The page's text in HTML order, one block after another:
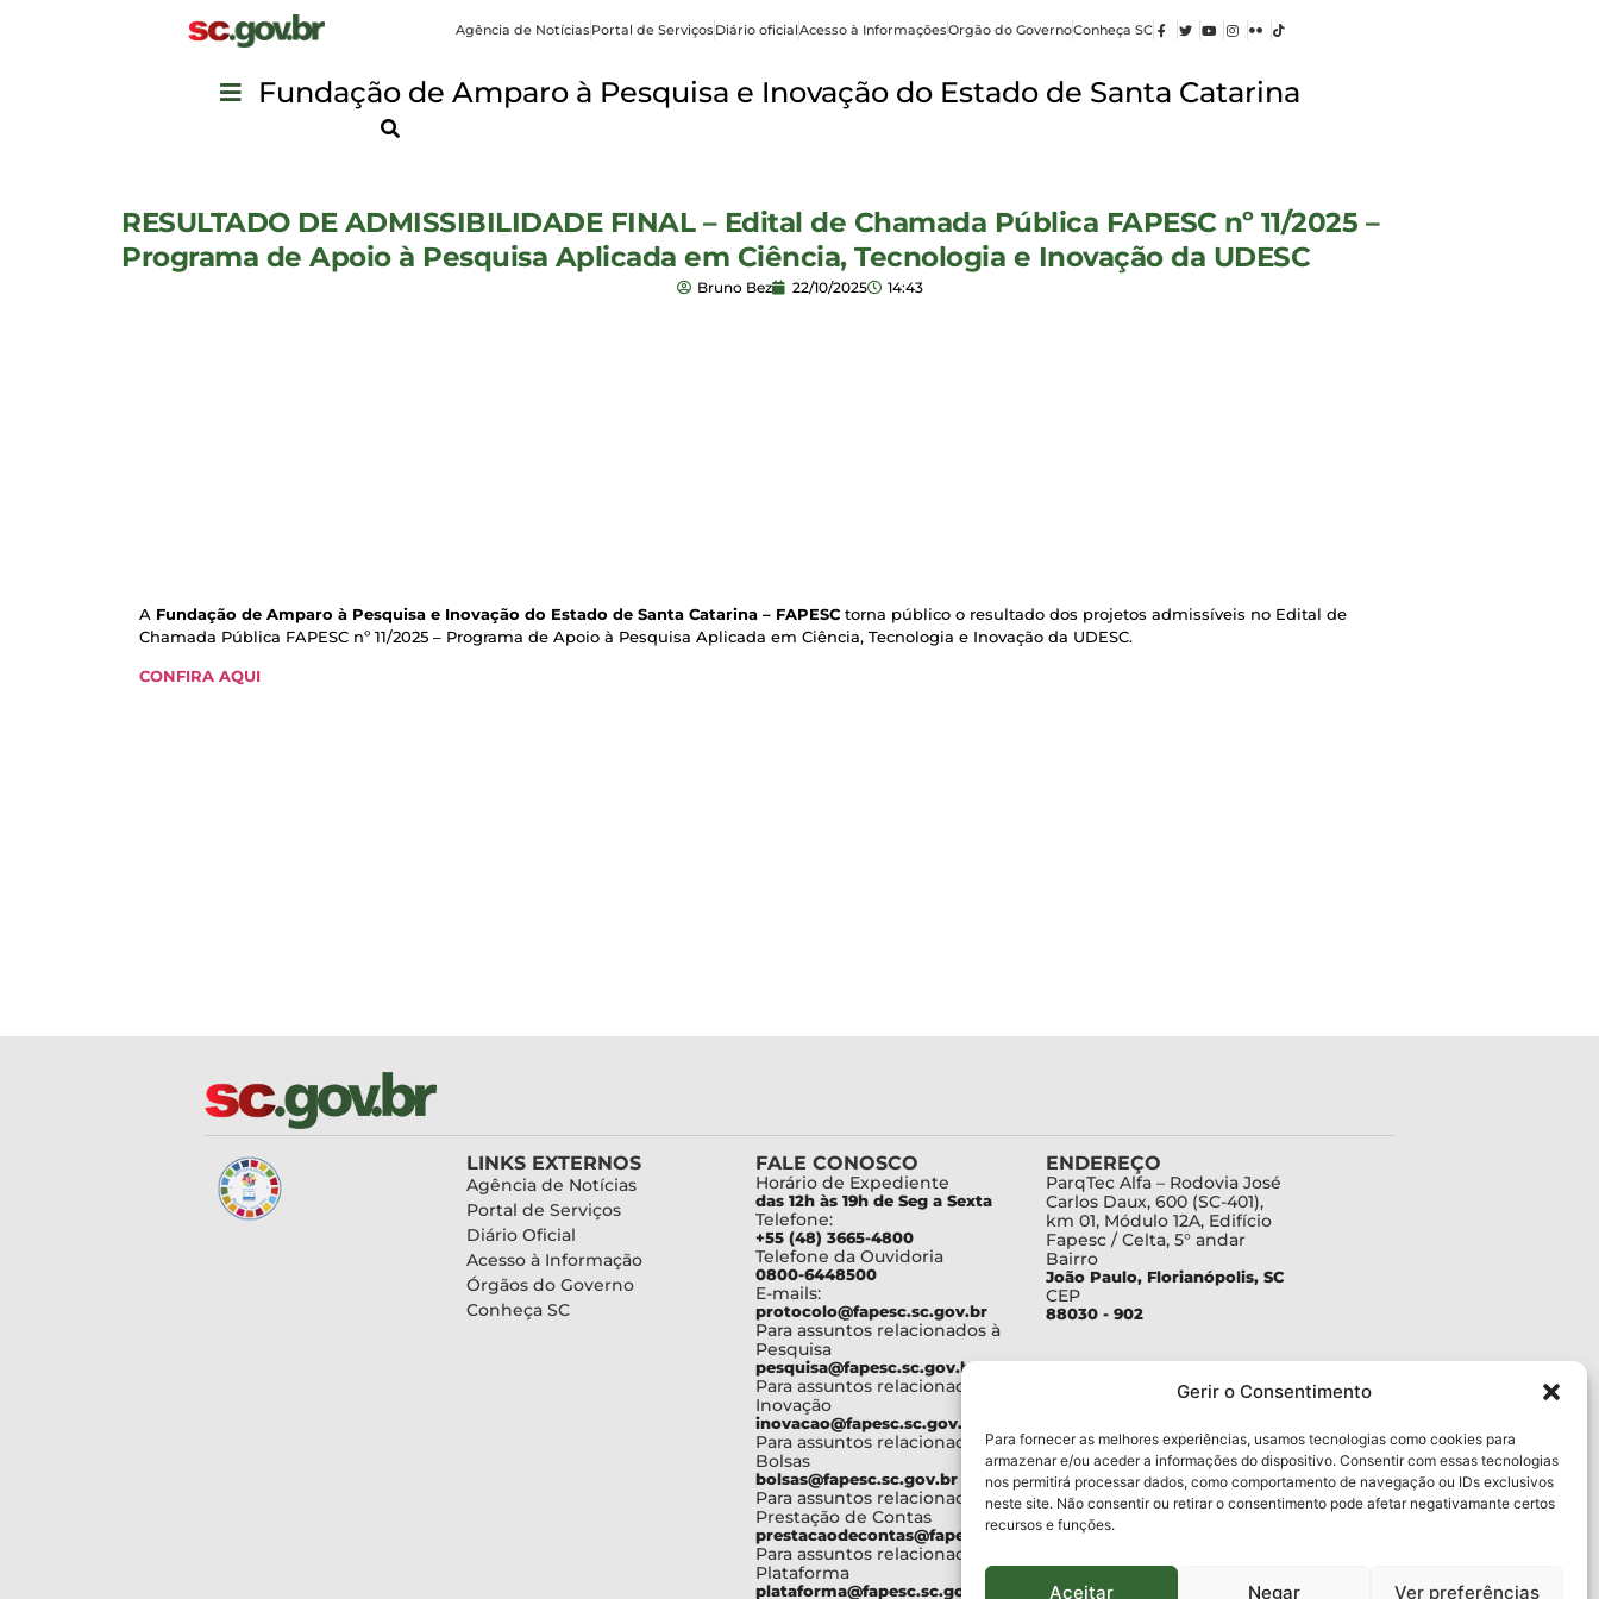
Gerir o Consentimento
Para fornecer as melhores experiências, usamos tecnologias como cookies para
armazenar e/ou aceder a informações do dispositivo. Consentir com essas tecnologias
nos permitirá processar dados, como comportamento de navegação ou IDs exclusivos
neste site. Não consentir ou retirar o consentimento pode afetar negativamante certos
recursos e funções.
Aceitar Negar Ver preferências
Agência de NotíciasPortal de ServiçosDiário oficialAcesso à InformaçõesOrgão do GovernoConheça SC
Fundação de Amparo à Pesquisa e Inovação do Estado de Santa Catarina
RESULTADO DE ADMISSIBILIDADE FINAL – Edital de Chamada Pública FAPESC nº 11/2025 –
Programa de Apoio à Pesquisa Aplicada em Ciência, Tecnologia e Inovação da UDESC
Bruno Bez 22/10/2025 14:43
A Fundação de Amparo à Pesquisa e Inovação do Estado de Santa Catarina – FAPESC torna público o resultado dos projetos admissíveis no Edital de
Chamada Pública FAPESC nº 11/2025 – Programa de Apoio à Pesquisa Aplicada em Ciência, Tecnologia e Inovação da UDESC.
CONFIRA AQUI
LINKS EXTERNOS
Agência de Notícias
Portal de Serviços
Diário Oficial
Acesso à Informação
Órgãos do Governo
Conheça SC
FALE CONOSCO
Horário de Expediente
das 12h às 19h de Seg a Sexta
Telefone:
+55 (48) 3665-4800
Telefone da Ouvidoria
0800-6448500
E-mails:
protocolo@fapesc.sc.gov.br
Para assuntos relacionados à
Pesquisa
pesquisa@fapesc.sc.gov.br
Para assuntos relacionados à
Inovação
inovacao@fapesc.sc.gov.br
Para assuntos relacionados à
Bolsas
bolsas@fapesc.sc.gov.br
Para assuntos relacionados à
Prestação de Contas
prestacaodecontas@fapesc.sc.gov.br
Para assuntos relacionados à
Plataforma
plataforma@fapesc.sc.gov.br
ENDEREÇO
ParqTec Alfa – Rodovia José
Carlos Daux, 600 (SC-401),
km 01, Módulo 12A, Edifício
Fapesc / Celta, 5° andar
Bairro
João Paulo, Florianópolis, SC
CEP
88030 - 902